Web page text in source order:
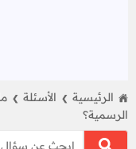
الرئيسية ❯ الأسئلة ❯
الرسمية؟